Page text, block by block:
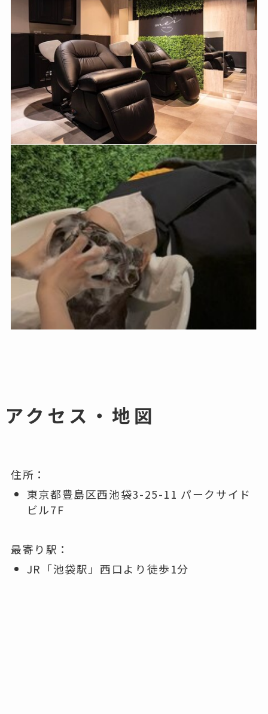
アクセス・地図
住所：
東京都豊島区西池袋3-25-11 パークサイド
ビル7F
最寄り駅：
JR「池袋駅」西口より徒歩1分